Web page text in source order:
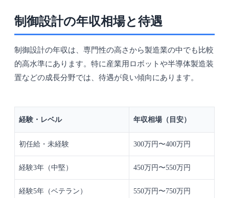
制御設計の年収相場と待遇
制御設計の年収は、専門性の高さから製造業の中でも比較
的高水準にあります。特に産業用ロボットや半導体製造装
置などの成長分野では、待遇が良い傾向にあります。
経験・レベル 年収相場（目安）
初任給・未経験 300万円〜400万円
経験3年（中堅） 450万円〜550万円
経験5年（ベテラン） 550万円〜750万円